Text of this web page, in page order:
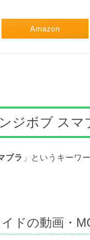
Amazon
ジボブ スマ
ブラ 」というキーワ
ドの動画・